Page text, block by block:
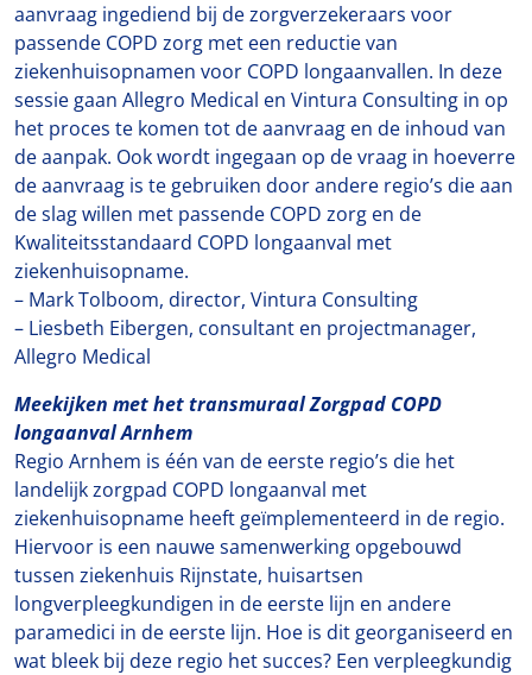
aanvraag ingediend bij de zorgverzekeraars voor
passende COPD zorg met een reductie van
ziekenhuisopnamen voor COPD longaanvallen. In deze
sessie gaan Allegro Medical en Vintura Consulting in op
het proces te komen tot de aanvraag en de inhoud van
de aanpak. Ook wordt ingegaan op de vraag in hoeverre
de aanvraag is te gebruiken door andere regio’s die aan
de slag willen met passende COPD zorg en de
Kwaliteitsstandaard COPD longaanval met
ziekenhuisopname.
– Mark Tolboom, director, Vintura Consulting
– Liesbeth Eibergen, consultant en projectmanager,
Allegro Medical
Meekijken met het transmuraal Zorgpad COPD
longaanval Arnhem
Regio Arnhem is één van de eerste regio’s die het
landelijk zorgpad COPD longaanval met
ziekenhuisopname heeft geïmplementeerd in de regio.
Hiervoor is een nauwe samenwerking opgebouwd
tussen ziekenhuis Rijnstate, huisartsen
longverpleegkundigen in de eerste lijn en andere
paramedici in de eerste lijn. Hoe is dit georganiseerd en
wat bleek bij deze regio het succes? Een verpleegkundig